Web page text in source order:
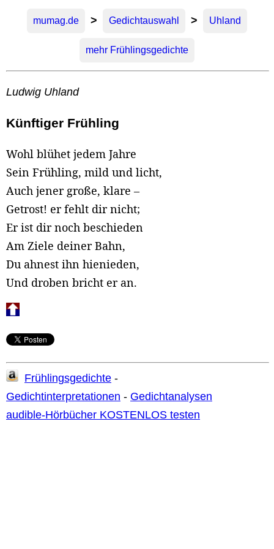
mumag.de > Gedichtauswahl > Uhland
mehr Frühlingsgedichte
Ludwig Uhland
Künftiger Frühling
Wohl blühet jedem Jahre
Sein Frühling, mild und licht,
Auch jener große, klare –
Getrost! er fehlt dir nicht;
Er ist dir noch beschieden
Am Ziele deiner Bahn,
Du ahnest ihn hienieden,
Und droben bricht er an.
Frühlingsgedichte -
Gedichtinterpretationen - Gedichtanalysen
audible-Hörbücher KOSTENLOS testen